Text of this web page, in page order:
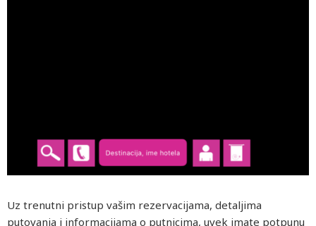
Uz trenutni pristup vašim rezervacijama, detaljima
putovanja i informacijama o putnicima, uvek imate potpunu